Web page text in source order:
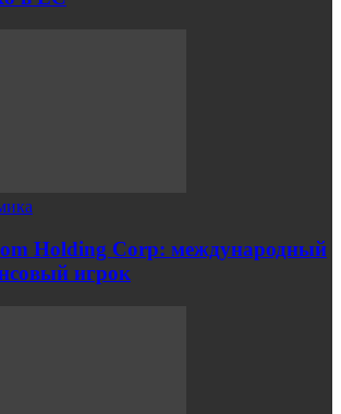
Holding Corp: международный
игрок